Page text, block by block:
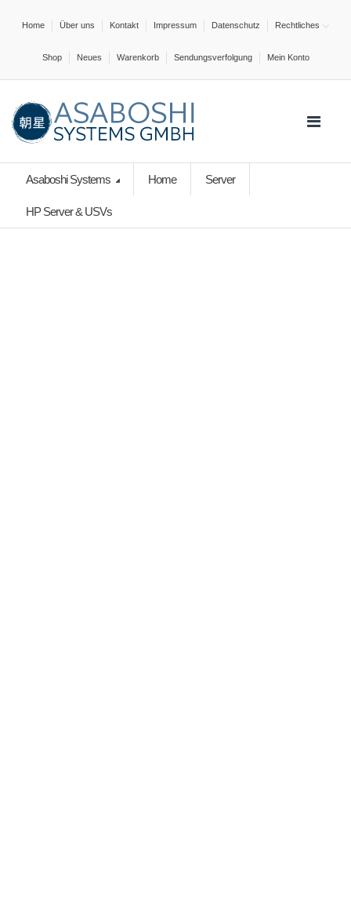
Home Über uns Kontakt Impressum Datenschutz Rechtliches
Shop Neues Warenkorb Sendungsverfolgung Mein Konto
Asaboshi Systems Home Server
HP Server & USVs